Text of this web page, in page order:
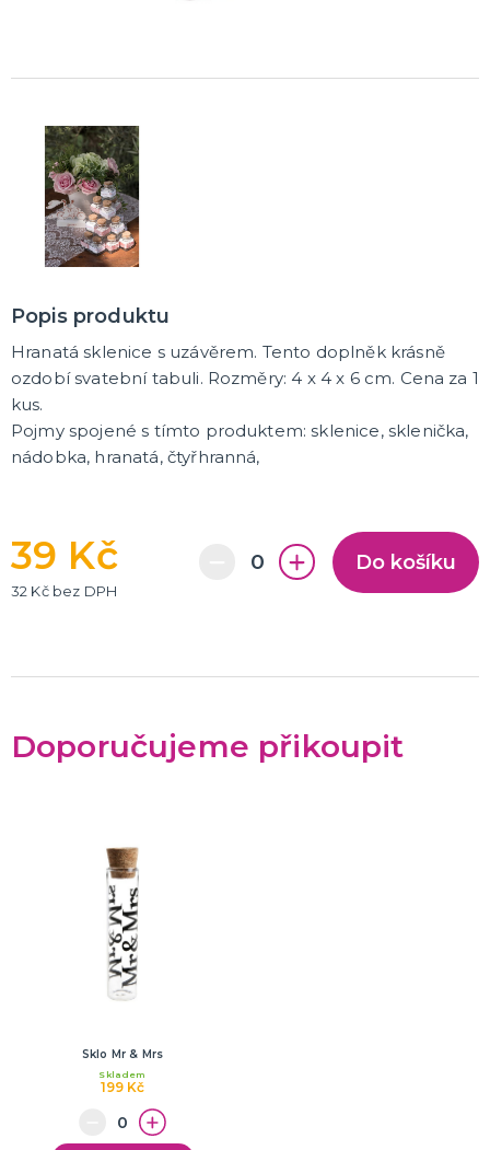
SVATEBNÍ DEKORACE NA DORT
ROZLUČKA SE SVOBODOU
Šerpy na rozlučku se svobodou
Balónky na rozlučku se svobodou
Girlandy na loučení se svobodou
SVATEBNÍ FOTOKOUTEK
Popis produktu
Hranatá sklenice s uzávěrem. Tento doplněk krásně
ozdobí svatební tabuli. Rozměry: 4 x 4 x 6 cm. Cena za 1
kus.
Pojmy spojené s tímto produktem: sklenice, sklenička,
nádobka, hranatá, čtyřhranná,
39 Kč
32 Kč bez DPH
Do košíku
Doporučujeme přikoupit
Sklo Mr & Mrs
199 Kč
Skladem